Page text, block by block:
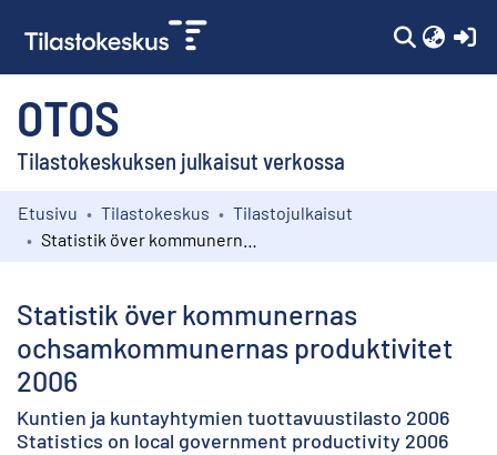
OTOS
Tilastokeskuksen julkaisut verkossa
Kokoelmat
Etusivu Tilastokeskus
Tilastojulkaisut
Statistik över kommunernas
ochsamkommunernas produktivitet
2006
Kuntien ja kuntayhtymien tuottavuustilasto 2006
Statistics on local government productivity 2006